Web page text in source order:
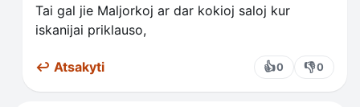
Tai gal jie Maljorkoj ar dar kokioj saloj kur
iskanijai priklauso,
↩ Atsakyti 👍0 👎0